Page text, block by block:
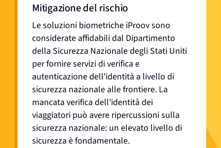
Mitigazione del rischio
Le soluzioni biometriche iProov sono
considerate affidabili dal Dipartimento
della Sicurezza Nazionale degli Stati Uniti
per fornire servizi di verifica e
autenticazione dell'identità a livello di
sicurezza nazionale alle frontiere. La
mancata verifica dell'identità dei
viaggiatori può avere ripercussioni sulla
sicurezza nazionale: un elevato livello di
sicurezza è fondamentale.